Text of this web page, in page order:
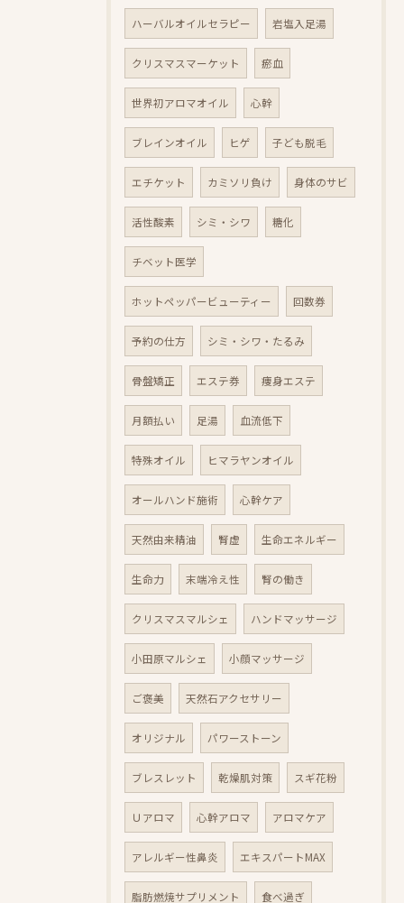
ハーバルオイルセラピー 岩塩入足湯
クリスマスマーケット 瘀血
世界初アロマオイル 心幹
ブレインオイル ヒゲ 子ども脱毛
エチケット カミソリ負け 身体のサビ
活性酸素 シミ・シワ 糖化
チベット医学
ホットペッパービューティー 回数券
予約の仕方 シミ・シワ・たるみ
骨盤矯正 エステ券 痩身エステ
月額払い 足湯 血流低下
特殊オイル ヒマラヤンオイル
オールハンド施術 心幹ケア
天然由来精油 腎虚 生命エネルギー
生命力 末端冷え性 腎の働き
クリスマスマルシェ ハンドマッサージ
小田原マルシェ 小顔マッサージ
ご褒美 天然石アクセサリー
オリジナル パワーストーン
ブレスレット 乾燥肌対策 スギ花粉
Ｕアロマ 心幹アロマ アロマケア
アレルギー性鼻炎 エキスパートMAX
脂肪燃焼サプリメント 食べ過ぎ